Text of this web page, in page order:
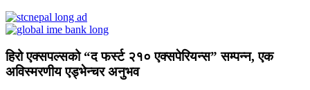
हिरो एक्सपल्सको “द फर्स्ट २१० एक्सपेरियन्स” सम्पन्न, एक
अविस्मरणीय एड्भेन्चर अनुभव